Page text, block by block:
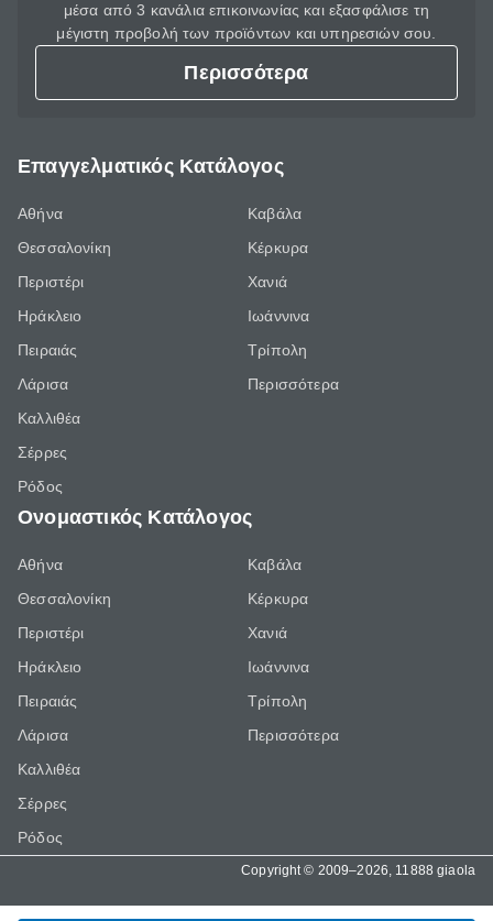
μέσα από 3 κανάλια επικοινωνίας και εξασφάλισε τη
μέγιστη προβολή των προϊόντων και υπηρεσιών σου.
Περισσότερα
Επαγγελματικός Κατάλογος
Αθήνα
Θεσσαλονίκη
Περιστέρι
Ηράκλειο
Πειραιάς
Λάρισα
Καλλιθέα
Σέρρες
Ρόδος
Καβάλα
Κέρκυρα
Χανιά
Ιωάννινα
Τρίπολη
Περισσότερα
Ονομαστικός Κατάλογος
Αθήνα
Θεσσαλονίκη
Περιστέρι
Ηράκλειο
Πειραιάς
Λάρισα
Καλλιθέα
Σέρρες
Ρόδος
Καβάλα
Κέρκυρα
Χανιά
Ιωάννινα
Τρίπολη
Περισσότερα
Copyright © 2009–2026, 11888 giaola